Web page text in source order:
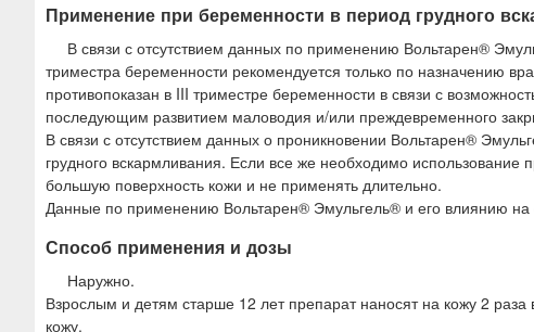
Применение при беременности в период грудного
В связи с отсутствием данных по применению Вольтарен®
триместра беременности рекомендуется только по назначению
противопоказан в III триместре беременности в связи с
последующим развитием маловодия и/или преждевременного
В связи с отсутствием данных о проникновении Вольтарен®
грудного вскармливания. Если все же необходимо
большую поверхность кожи и не применять длительно.
Данные по применению Вольтарен® Эмульгель® и его влиянию на
Способ применения и дозы
Наружно.
Взрослым и детям старше 12 лет препарат наносят на кожу 2
кожу.